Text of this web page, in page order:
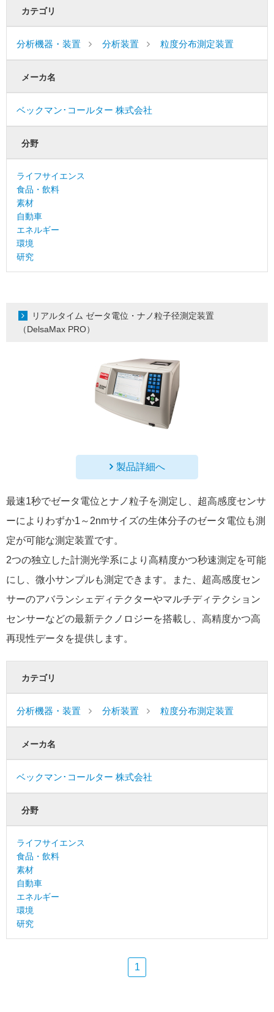
カテゴリ
分析機器・装置 分析装置 粒度分布測定装置
メーカ名
ベックマン･コールター 株式会社
分野
ライフサイエンス
食品・飲料
素材
自動車
エネルギー
環境
研究
リアルタイム ゼータ電位・ナノ粒子径測定装置
（DelsaMax PRO）
製品詳細へ
最速1秒でゼータ電位とナノ粒子を測定し、超高感度センサ
ーによりわずか1～2nmサイズの生体分子のゼータ電位も測
定が可能な測定装置です。
2つの独立した計測光学系により高精度かつ秒速測定を可能
にし、微小サンプルも測定できます。また、超高感度セン
サーのアバランシェディテクターやマルチディテクション
センサーなどの最新テクノロジーを搭載し、高精度かつ高
再現性データを提供します。
カテゴリ
分析機器・装置 分析装置 粒度分布測定装置
メーカ名
ベックマン･コールター 株式会社
分野
ライフサイエンス
食品・飲料
素材
自動車
エネルギー
環境
研究
1